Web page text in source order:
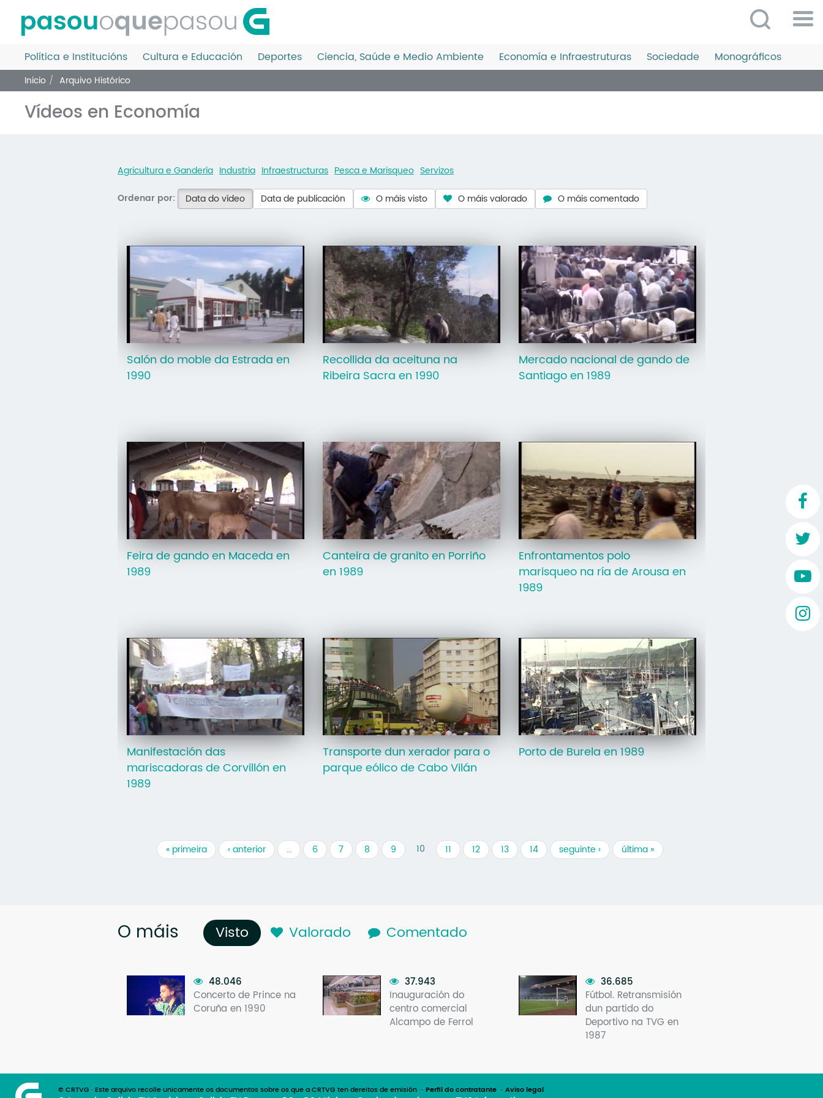
contido
principal
O
Política e Institucións Cultura e Educación Deportes Ciencia, Saúde e Medio Ambiente Economía e Infraestruturas Sociedade Monográficos
Inicio Arquivo Histórico
Vídeos en Economía
Agricultura e Gandería Industria Infraestructuras Pesca e Marisqueo Servizos
Ordenar por:
Data do vídeo Data de publicación O máis visto O máis valorado O máis comentado
Salón do moble da Estrada en
1990
Recollida da aceituna na
Ribeira Sacra en 1990
Mercado nacional de gando de
Santiago en 1989
Feira de gando en Maceda en
1989
Canteira de granito en Porriño
en 1989
Enfrontamentos polo
marisqueo na ría de Arousa en
1989
Manifestación das
mariscadoras de Corvillón en
1989
Transporte dun xerador para o
parque eólico de Cabo Vilán
Porto de Burela en 1989
« primeira ‹ anterior … 6 7 8 9 10 11 12 13 14 seguinte › última »
O máis Visto (solapa activa)
Valorado Comentado
48.046
Concerto de Prince na
Coruña en 1990
37.943
Inauguración do
centro comercial
Alcampo de Ferrol
36.685
Fútbol. Retransmisión
dun partido do
Deportivo na TVG en
1987
© CRTVG · Este arquivo recolle unicamente os documentos sobre os que a CRTVG ten dereitos de emisión Perfil do contratante Aviso legal